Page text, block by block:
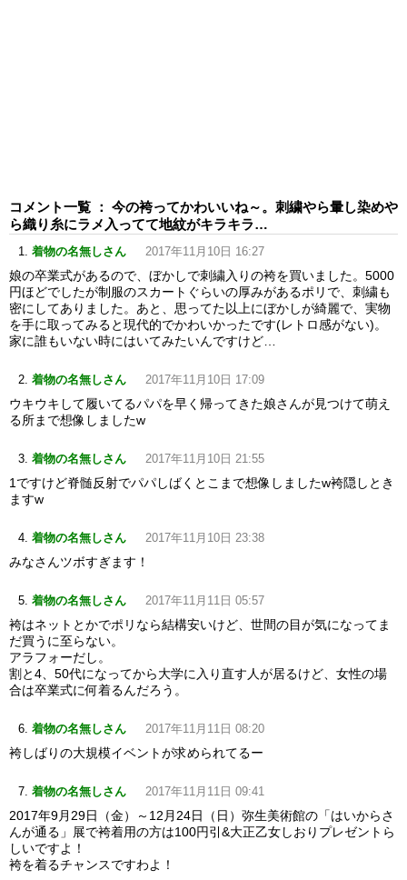
コメント一覧 ： 今の袴ってかわいいね～。刺繍やら暈し染めや
ら織り糸にラメ入ってて地紋がキラキラ…
着物の名無しさん 2017年11月10日 16:27
娘の卒業式があるので、ぼかしで刺繍入りの袴を買いました。5000
円ほどでしたが制服のスカートぐらいの厚みがあるポリで、刺繍も
密にしてありました。あと、思ってた以上にぼかしが綺麗で、実物
を手に取ってみると現代的でかわいかったです(レトロ感がない)。
家に誰もいない時にはいてみたいんですけど…
着物の名無しさん 2017年11月10日 17:09
ウキウキして履いてるパパを早く帰ってきた娘さんが見つけて萌え
る所まで想像しましたw
着物の名無しさん 2017年11月10日 21:55
1ですけど脊髄反射でパパしばくとこまで想像しましたw袴隠しとき
ますw
着物の名無しさん 2017年11月10日 23:38
みなさんツボすぎます！
着物の名無しさん 2017年11月11日 05:57
袴はネットとかでポリなら結構安いけど、世間の目が気になってま
だ買うに至らない。
アラフォーだし。
割と4、50代になってから大学に入り直す人が居るけど、女性の場
合は卒業式に何着るんだろう。
着物の名無しさん 2017年11月11日 08:20
袴しばりの大規模イベントが求められてるー
着物の名無しさん 2017年11月11日 09:41
2017年9月29日（金）～12月24日（日）弥生美術館の「はいからさ
んが通る」展で袴着用の方は100円引&大正乙女しおりプレゼントら
しいですよ！
袴を着るチャンスですわよ！